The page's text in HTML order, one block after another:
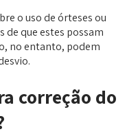
o uso de órteses ou
de que estes possam
no entanto, podem
correção do